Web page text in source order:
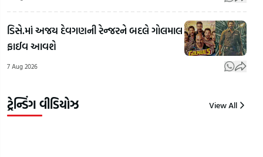
ડિસે.માં અજય દેવગણની રેન્જરને બદલે ગોલમાલ
ફાઈવ આવશે
7 Aug 2026
ટ્રેન્ડિંગ વીડિયોઝ View All
કાંડમાં
ઓગડમઠના
બળદેવનાથ
અટકાયત
7
તો 3